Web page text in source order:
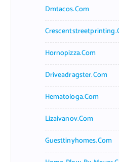
Dmtacos.com
Hornopizza.com
Driveadragster.com
Hematologa.com
Lizaivanov.com
Guesttinyhomes.com